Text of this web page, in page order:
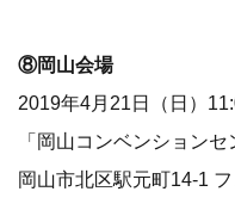
⑧岡山​会場
2019年4月21日（日）
「岡山コンベンション
岡山市北区駅元町14-1